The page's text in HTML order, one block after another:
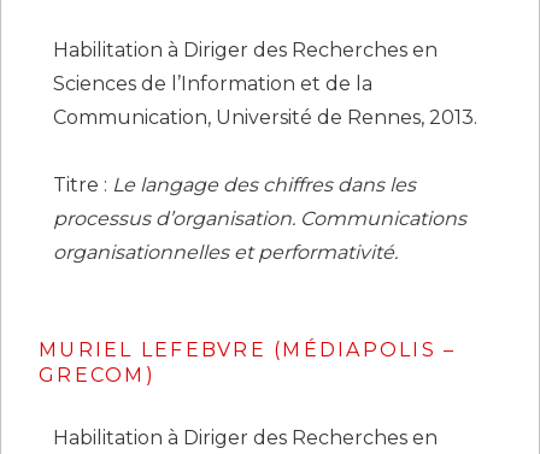
Habilitation à Diriger des Recherches en
Sciences de l’Information et de la
Communication, Université de Rennes, 2013.
Titre : Le langage des chiffres dans les
processus d’organisation. Communications
organisationnelles et performativité.
MURIEL LEFEBVRE (MÉDIAPOLIS –
GRECOM)
Habilitation à Diriger des Recherches en